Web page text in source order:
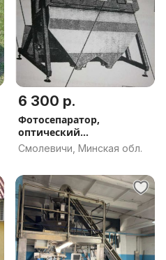
6 300 р.
Фотосепаратор,
оптический
сортировщик
Смолевичи, Минская обл.